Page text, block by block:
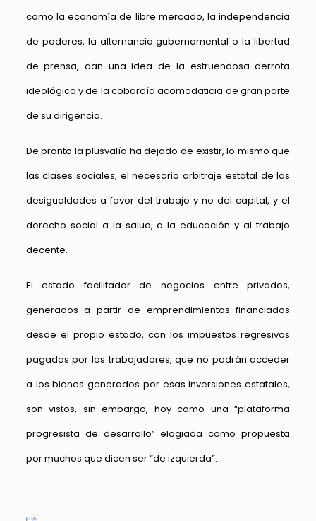
como la economía de libre mercado, la independencia
de poderes, la alternancia gubernamental o la libertad
de prensa, dan una idea de la estruendosa derrota
ideológica y de la cobardía acomodaticia de gran parte
de su dirigencia.
De pronto la plusvalía ha dejado de existir, lo mismo que
las clases sociales, el necesario arbitraje estatal de las
desigualdades a favor del trabajo y no del capital, y el
derecho social a la salud, a la educación y al trabajo
decente.
El estado facilitador de negocios entre privados,
generados a partir de emprendimientos financiados
desde el propio estado, con los impuestos regresivos
pagados por los trabajadores, que no podrán acceder
a los bienes generados por esas inversiones estatales,
son vistos, sin embargo, hoy como una “plataforma
progresista de desarrollo” elogiada como propuesta
por muchos que dicen ser “de izquierda”.